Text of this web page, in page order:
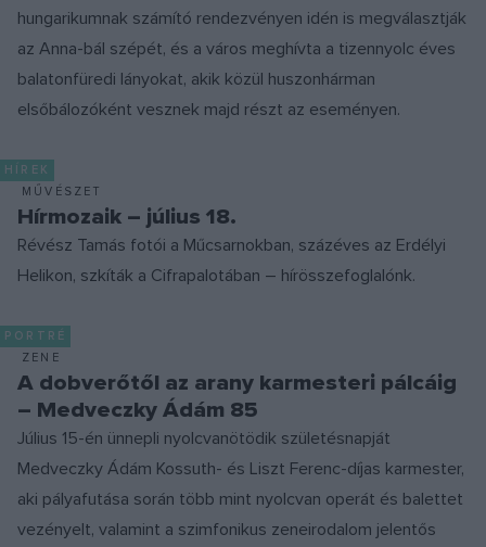
hungarikumnak számító rendezvényen idén is megválasztják
az Anna-bál szépét, és a város meghívta a tizennyolc éves
balatonfüredi lányokat, akik közül huszonhárman
elsőbálozóként vesznek majd részt az eseményen.
HÍREK
MŰVÉSZET
Hírmozaik – július 18.
Révész Tamás fotói a Műcsarnokban, százéves az Erdélyi
Helikon, szkíták a Cifrapalotában – hírösszefoglalónk.
PORTRÉ
ZENE
A dobverőtől az arany karmesteri pálcáig
– Medveczky Ádám 85
Július 15-én ünnepli nyolcvanötödik születésnapját
Medveczky Ádám Kossuth- és Liszt Ferenc-díjas karmester,
aki pályafutása során több mint nyolcvan operát és balettet
vezényelt, valamint a szimfonikus zeneirodalom jelentős